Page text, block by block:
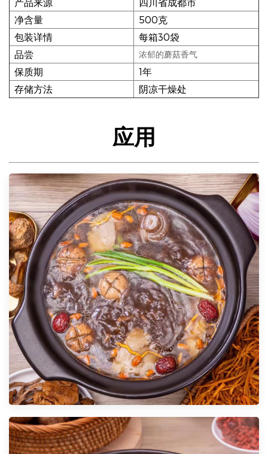
净含量
500克
包装详情
每箱30袋
品尝
浓郁的蘑菇香气
保质期
1年
存储方法
阴凉干燥处
应用